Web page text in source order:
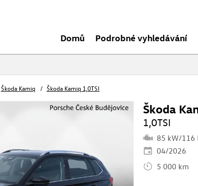
Domů Podrobné vyhledávání
Škoda Kamiq Škoda Kamiq 1,0TSI
Škoda
1,0TSI
85 kW/116
04/2026
5 000 km